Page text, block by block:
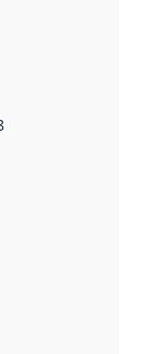
i dette